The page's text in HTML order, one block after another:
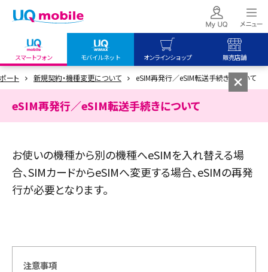
スマートフォン モバイルネット オンラインショップ 販売店舗
my UQ WiMAX
UQ WiMAX ご契約の方
UQ mobile
データチャージサイト
UQ mobile
オンラインショップ
UQ mobile
販売店舗
ート 新規契約・機種変更について eSIM再発行／eSIM転送手続きについて
eSIM再発行／eSIM転送手続きについて
お使いの機種から別の機種へeSIMを入れ替える場
合、SIMカードからeSIMへ変更する場合、eSIMの再発
行が必要となります。
注意事項